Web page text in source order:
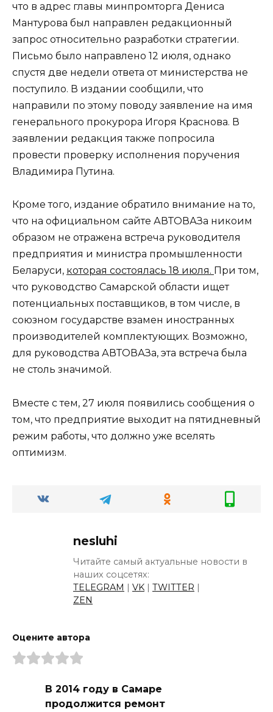
что в адрес главы минпромторга Дениса
Мантурова был направлен редакционный
запрос относительно разработки стратегии.
Письмо было направлено 12 июля, однако
спустя две недели ответа от министерства не
поступило. В издании сообщили, что
направили по этому поводу заявление на имя
генерального прокурора Игоря Краснова. В
заявлении редакция также попросила
провести проверку исполнения поручения
Владимира Путина.
Кроме того, издание обратило внимание на то,
что на официальном сайте АВТОВАЗа никоим
образом не отражена встреча руководителя
предприятия и министра промышленности
Беларуси, которая состоялась 18 июля. При том,
что руководство Самарской области ищет
потенциальных поставщиков, в том числе, в
союзном государстве взамен иностранных
производителей комплектующих. Возможно,
для руководства АВТОВАЗа, эта встреча была
не столь значимой.
Вместе с тем, 27 июля появились сообщения о
том, что предприятие выходит на пятидневный
режим работы, что должно уже вселять
оптимизм.
nesluhi
Читайте самый актуальные новости в
наших соцсетях:
TELEGRAM | VK | TWITTER |
ZEN
Оцените автора
В 2014 году в Самаре
продолжится ремонт